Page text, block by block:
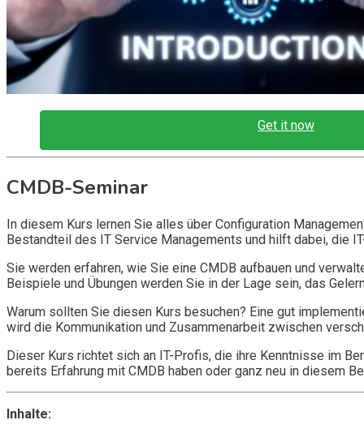
Get it now
CMDB-Seminar
In diesem Kurs lernen Sie alles über Configuration
Bestandteil des IT Service Managements und hilft dabei, die
Sie werden erfahren, wie Sie eine CMDB aufbauen und
Beispiele und Übungen werden Sie in der Lage sein, das
Warum sollten Sie diesen Kurs besuchen? Eine gut
wird die Kommunikation und Zusammenarbeit zwischen
Dieser Kurs richtet sich an IT-Profis, die ihre Kenntnisse im
bereits Erfahrung mit CMDB haben oder ganz neu in diesem
Inhalte: